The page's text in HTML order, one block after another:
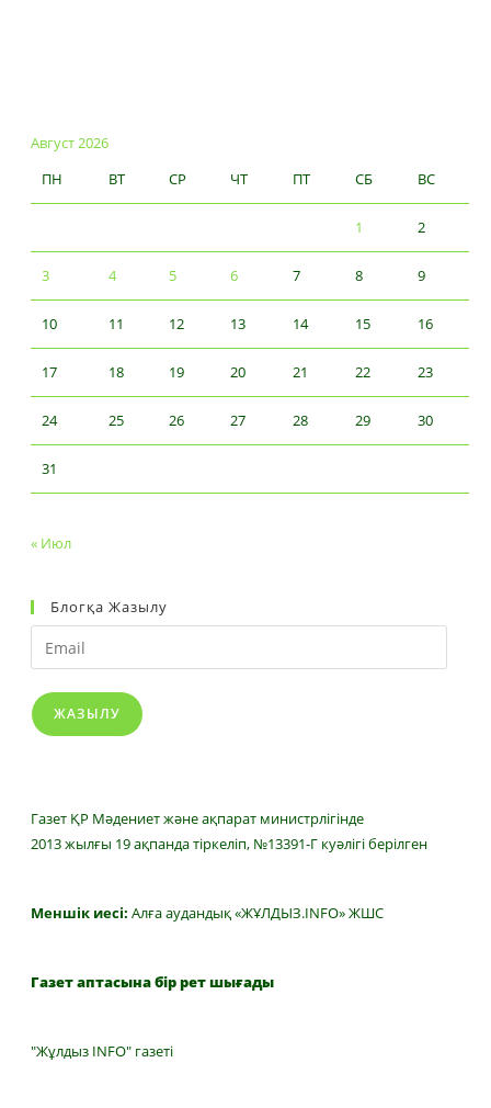
Август 2026
ПН
ВТ СР ЧТ ПТ СБ ВС
1 2
3 4 5 6 7 8 9
10 11 12 13 14 15 16
17 18 19 20 21 22 23
24 25 26 27 28 29 30
31
« Июл
Блогқа Жазылу
Email
ЖАЗЫЛУ
Газет ҚР Мәдениет және ақпарат министрлігінде
2013 жылғы 19 ақпанда тіркеліп, №13391-Г куәлігі берілген
Меншік иесі: Алға аудандық «ЖҰЛДЫЗ.INFO» ЖШС
Газет аптасына бір рет шығады
"Жұлдыз INFO" газеті